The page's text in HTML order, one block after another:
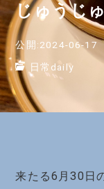
じゅうじ
公開:2024-06-17
日常daily
来たる6月30日